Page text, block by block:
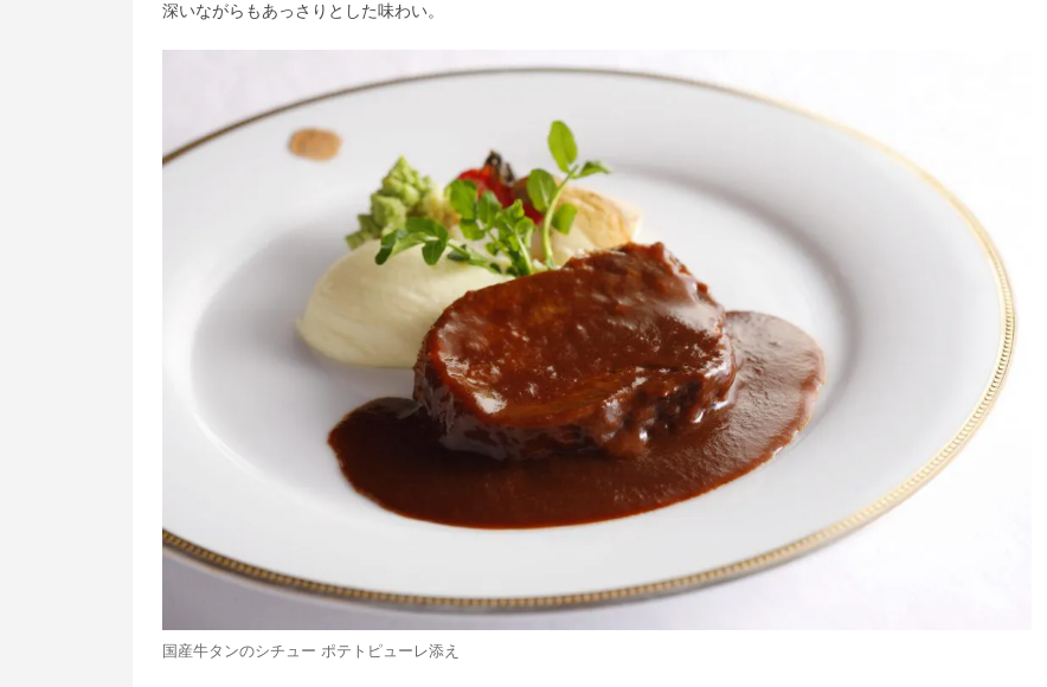
深いながらもあっさりとした味わい。
国産牛タンのシチュー ポテトピューレ添え